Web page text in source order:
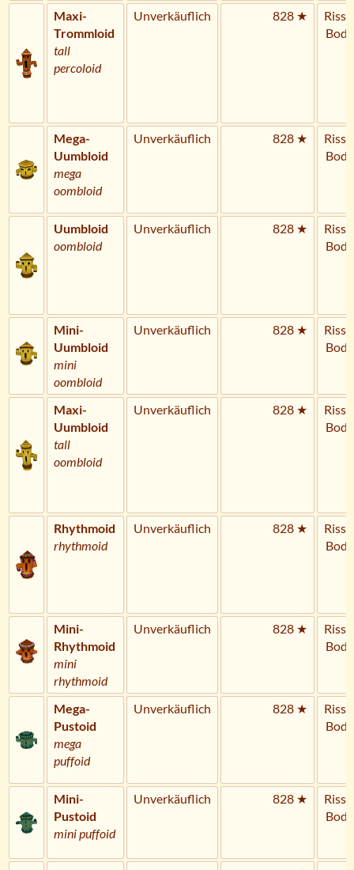
Maxi-
Trommloid
tall
percoloid
Unverkäuflich 828 ★
Riss
Mega-
Uumbloid
mega
oombloid
Unverkäuflich 828 ★
Riss
Uumbloid
oombloid
Unverkäuflich 828 ★
Riss
Mini-
Uumbloid
mini
oombloid
Unverkäuflich 828 ★
Riss
Maxi-
Uumbloid
tall
oombloid
Unverkäuflich 828 ★
Riss
Rhythmoid
rhythmoid
Unverkäuflich 828 ★
Riss
Mini-
Rhythmoid
mini
rhythmoid
Unverkäuflich 828 ★
Riss
Mega-
Pustoid
mega
puffoid
Unverkäuflich 828 ★
Riss
Mini-
Pustoid
mini puffoid
Unverkäuflich 828 ★
Riss